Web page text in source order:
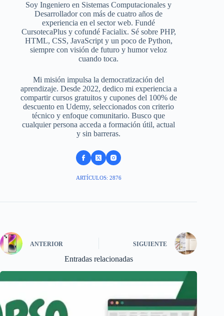
Soy Ingeniero en Sistemas Computacionales y
Desarrollador con más de cuatro años de
experiencia en el sector web. Fundé
CursotecaPlus y cofundé Facialix. Sé sobre PHP,
HTML, CSS, JavaScript y un poco de Python,
siempre con visión de futuro y humor veloz
cuando toca.
Mi misión impulsa la democratización del
aprendizaje. Desde 2022, dedico mi experiencia a
compartir cursos gratuitos y cupones del 100% de
descuento en Udemy, seleccionados con criterio
técnico y enfoque comunitario. Busco que
cualquier persona acceda a formación útil, actual
y sin barreras.
ARTÍCULOS: 2876
ANTERIOR SIGUIENTE
Entradas relacionadas